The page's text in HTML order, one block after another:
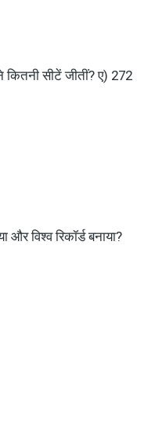
सीटें जीतीं? ए) 272
विश्व रिकॉर्ड बनाया?